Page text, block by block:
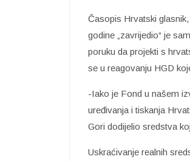
Časopis Hrvatski
godine „zavrijedio“ je
poruku da projekti s
se u reagovanju HGD
-Iako je Fond u našem
uređivanja i tiskanja
Gori dodijelio sredstva
Uskraćivanje realnih